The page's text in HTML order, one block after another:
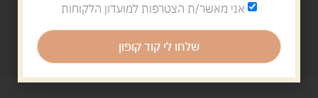
אני מאשר/ת הצטרפות למועדון הלקוחות
שלחו לי קוד קופון